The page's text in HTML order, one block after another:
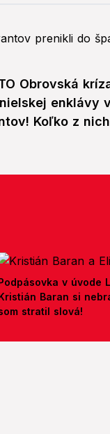
Obrovská
enklávy
Koľko z
v úvode
Baran si
stratil slová!